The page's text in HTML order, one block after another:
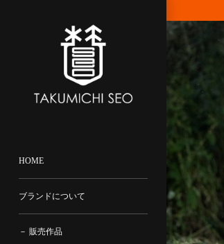
HOME
ブランドについて
－ 販売作品